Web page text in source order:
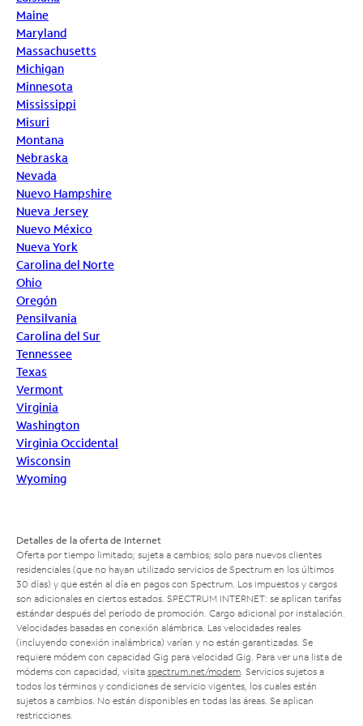
Maine
Maryland
Massachusetts
Michigan
Minnesota
Mississippi
Misuri
Montana
Nebraska
Nevada
Nuevo Hampshire
Nueva Jersey
Nuevo México
Nueva York
Carolina del Norte
Ohio
Oregón
Pensilvania
Carolina del Sur
Tennessee
Texas
Vermont
Virginia
Washington
Virginia Occidental
Wisconsin
Wyoming
Detalles de la oferta de Internet
Oferta por tiempo limitado; sujeta a cambios; solo para nuevos clientes
residenciales (que no hayan utilizado servicios de Spectrum en los últimos
30 días) y que estén al día en pagos con Spectrum. Los impuestos y cargos
son adicionales en ciertos estados. SPECTRUM INTERNET: se aplican tarifas
estándar después del período de promoción. Cargo adicional por instalación.
Velocidades basadas en conexión alámbrica. Las velocidades reales
(incluyendo conexión inalámbrica) varían y no están garantizadas. Se
requiere módem con capacidad Gig para velocidad Gig. Para ver una lista de
módems con capacidad, visita spectrum.net/modem . Servicios sujetos a
todos los términos y condiciones de servicio vigentes, los cuales están
sujetos a cambios. No están disponibles en todas las áreas. Se aplican
restricciones.